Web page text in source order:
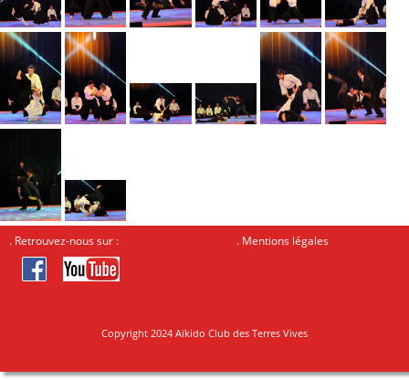
. Retrouvez-nous sur : . Mentions légales
Copyright 2024 Aïkido Club des Terres Vives